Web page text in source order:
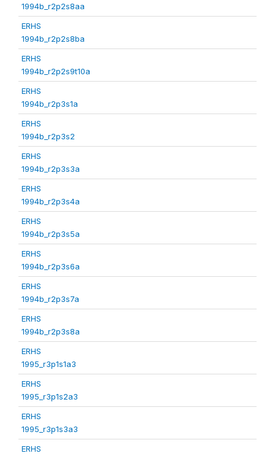
1994b_r2p2s8aa
ERHS
1994b_r2p2s8ba
ERHS
1994b_r2p2s9t10a
ERHS
1994b_r2p3s1a
ERHS
1994b_r2p3s2
ERHS
1994b_r2p3s3a
ERHS
1994b_r2p3s4a
ERHS
1994b_r2p3s5a
ERHS
1994b_r2p3s6a
ERHS
1994b_r2p3s7a
ERHS
1994b_r2p3s8a
ERHS
1995_r3p1s1a3
ERHS
1995_r3p1s2a3
ERHS
1995_r3p1s3a3
ERHS